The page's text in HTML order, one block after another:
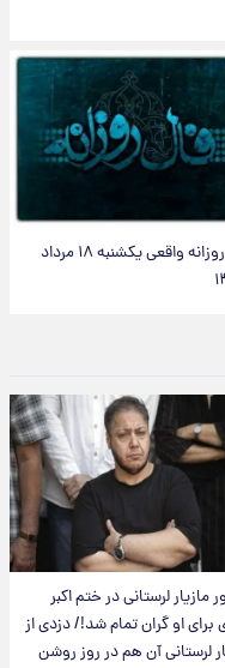
فال روزانه واقعی یکشنبه ۱۸ مرداد
مازیار لرستانی در ختم اکبر
برای او گران تمام شد!/ دزدی از
لرستانی آن هم در روز روشن